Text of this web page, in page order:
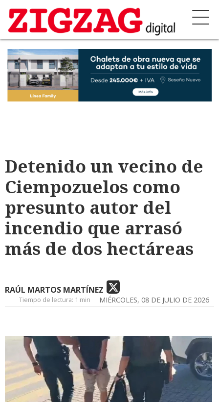
Detenido un vecino de
Ciempozuelos como
presunto autor del
incendio que arrasó
más de dos hectáreas
RAÚL MARTOS MARTÍNEZ
MIÉRCOLES, 08 DE JULIO DE 2026
Tiempo de lectura: 1 min